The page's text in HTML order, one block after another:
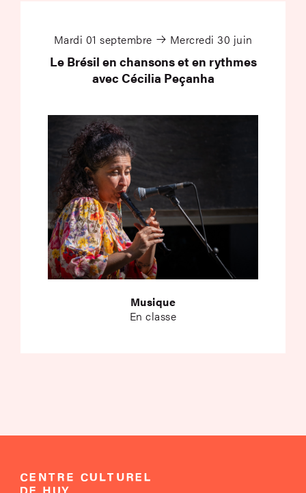
Mardi 01 septembre Mercredi 30 juin
Le Brésil en chansons et en rythmes
avec Cécilia Peçanha
Musique
En classe